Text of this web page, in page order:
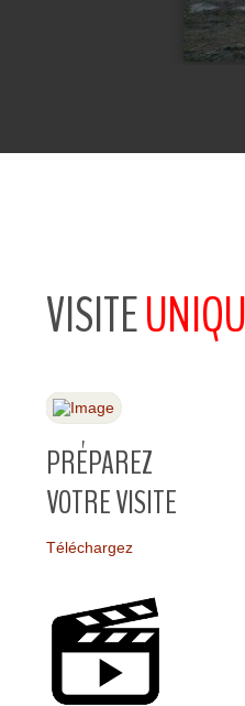
VISITE
PRÉPAREZ
VOTRE VISITE
Téléchargez